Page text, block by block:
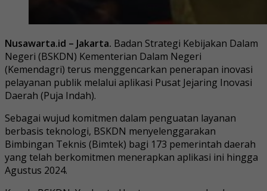
Nusawarta.id – Jakarta. Badan Strategi Kebijakan Dalam
Negeri (BSKDN) Kementerian Dalam Negeri
(Kemendagri) terus menggencarkan penerapan inovasi
pelayanan publik melalui aplikasi Pusat Jejaring Inovasi
Daerah (Puja Indah).
Sebagai wujud komitmen dalam penguatan layanan
berbasis teknologi, BSKDN menyelenggarakan
Bimbingan Teknis (Bimtek) bagi 173 pemerintah daerah
yang telah berkomitmen menerapkan aplikasi ini hingga
Agustus 2024.